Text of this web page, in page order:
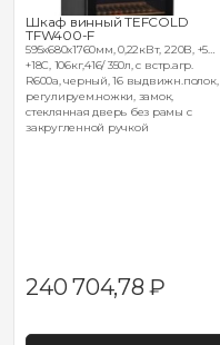
Шкаф винный TEFCOLD
TFW400-F
595х680х1760мм, 0,22кВт, 220В, +5…
+18С, 106кг,416/ 350л, с встр.агр.
R600a, черный, 16 выдвижн.полок,
регулируем.ножки, замок,
cтеклянная дверь без рамы с
закругленной ручкой
240 704,78₽